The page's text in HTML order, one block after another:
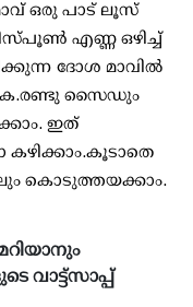
ഒരു പാട് ലൂസ്
എണ്ണ ഒഴിച്ച്
ദോശ മാവില്‍
സൈഡും
ഇത്
കഴിക്കാം.കൂടാതെ
കൊടുത്തയക്കാം.
വാട്ട്സാപ്പ്